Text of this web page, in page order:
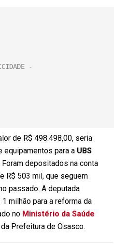
de R$ 498.498,00, seria
equipamentos para a UBS
Foram depositados na conta
R$ 503 mil, que seguem
passado. A deputada
milhão para a reforma da
no Ministério da Saúde
Prefeitura de Osasco.